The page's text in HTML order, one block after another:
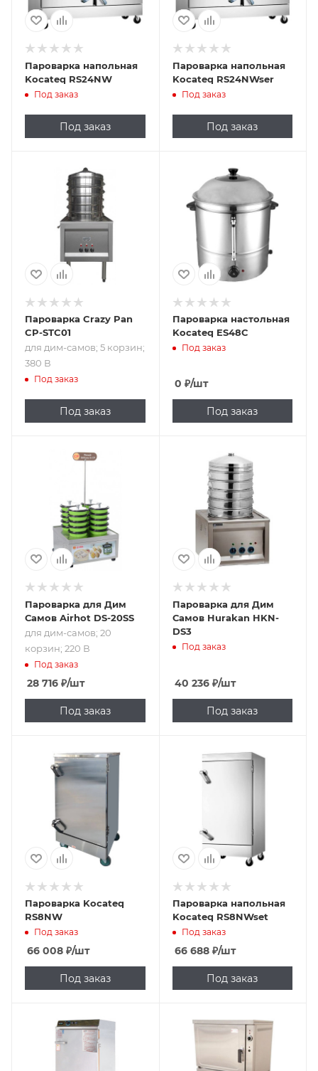
Пароварка напольная
Kocateq RS24NW
Под заказ
Под заказ
Пароварка напольная
Kocateq RS24NWser
Под заказ
Под заказ
Подпись к товару
для дим-самов; 5
корзин; 380 В
Пароварка Crazy Pan
CP-STC01
для дим-самов; 5 корзин;
380 В
Под заказ
Под заказ
Пароварка настольная
Kocateq ES48C
Под заказ
0 ₽/шт
Под заказ
Подпись к товару
Пароварка для Дим
Самов Airhot DS-20SS
для дим-самов; 20
корзин; 220 В
Под заказ
28 716 ₽/шт
Под заказ
Пароварка для Дим
Самов Hurakan HKN-
DS3
Под заказ
40 236₽/шт
Под заказ
Пароварка Kocateq
RS8NW
Под заказ
66 008 ₽/шт
Под заказ
Пароварка напольная
Kocateq RS8NWset
Под заказ
66 688₽/шт
Под заказ